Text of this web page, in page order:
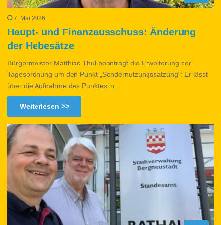
7. Mai 2026
Haupt- und Finanzausschuss: Änderung
der Hebesätze
Bürgermeister Matthias Thul beantragt die Erweiterung der
Tagesordnung um den Punkt „Sondernutzungssatzung“: Er lässt
über die Aufnahme des Punktes in…
Weiterlesen >>